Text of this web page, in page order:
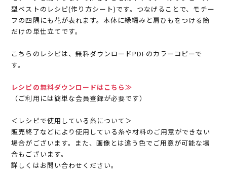
型ベストのレシピ(作り方シート)です。つなげることで、モチー
フの四隅にも花が表れます。本体に縁編みと肩ひもをつける簡
だけの単仕立てです。
こちらのレシピは、無料ダウンロードPDFのカラーコピーで
す。
レシピの無料ダウンロードはこちら≫
（ご利用には簡単な会員登録が必要です）
＜レシピで使用している糸について＞
販売終了などにより使用している糸や材料のご用意ができない
場合がございます。また、画像とは違う色でご用意が可能な場
合もございます。
詳しくはお問い合わせください。